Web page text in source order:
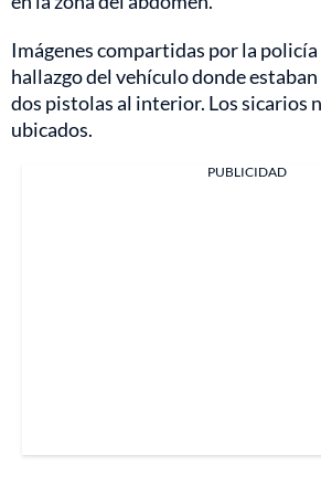
Imágenes compartidas por la
hallazgo del vehículo donde
dos pistolas al interior. Los sicarios
ubicados.
PUBLICIDAD